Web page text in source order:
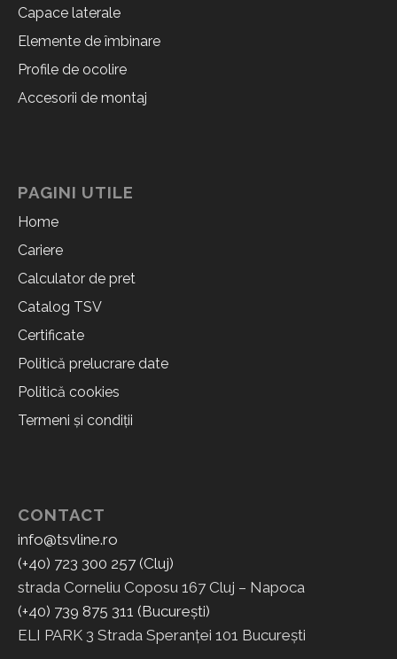
Capace laterale
Elemente de îmbinare
Profile de ocolire
Accesorii de montaj
PAGINI UTILE
Home
Cariere
Calculator de pret
Catalog TSV
Certificate
Politică prelucrare date
Politică cookies
Termeni și condiții
CONTACT
info@tsvline.ro
(+40) 723 300 257 (Cluj)
strada Corneliu Coposu 167 Cluj – Napoca
(+40) 739 875 311 (București)
ELI PARK 3 Strada Speranței 101 București